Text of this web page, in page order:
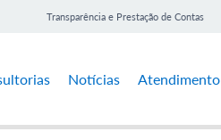
Transparência e Prestação de Contas
Notícias Atendimento